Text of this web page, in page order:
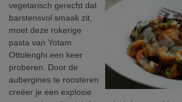
vegetarisch gerecht dat
barstensvol smaak zit,
moet deze rokerige
pasta van Yotam
Ottolenghi een keer
proberen. Door de
aubergines te roosteren
creëer je een explosie